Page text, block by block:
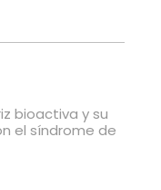
bioactiva y su
el síndrome de